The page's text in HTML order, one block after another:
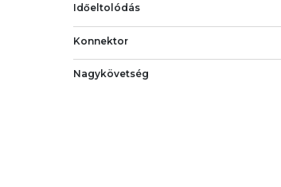
Időeltolódás
Konnektor
Nagykövetség